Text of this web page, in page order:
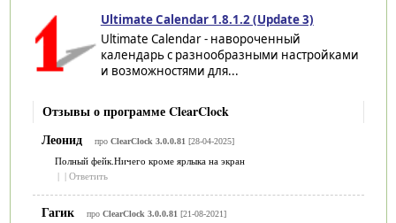
Ultimate Calendar 1.8.1.2 (Update 3)
Ultimate Calendar - навороченный
календарь с разнообразными настройками
и возможностями для...
Отзывы о программе ClearClock
Леонид
про ClearClock 3.0.0.81 [28-04-2025]
Полный фейк.Ничего кроме ярлыка на экран
Ответить
Гагик про ClearClock 3.0.0.81[21-08-2021]